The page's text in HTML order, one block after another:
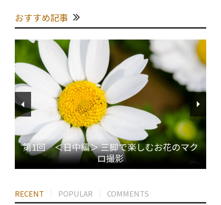
おすすめ記事
第1回 ＜日中編＞ 三脚で楽しむお花のマク
ロ撮影
RECENT POPULAR COMMENTS